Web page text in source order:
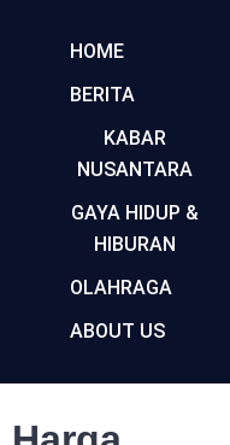
HOME
BERITA
KABAR
NUSANTARA
GAYA HIDUP &
HIBURAN
OLAHRAGA
ABOUT US